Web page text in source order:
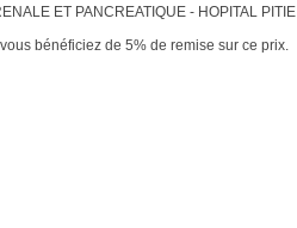
ET PANCREATIQUE - HOPITAL
bénéficiez de 5% de remise sur ce prix.